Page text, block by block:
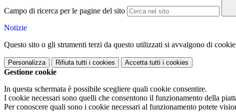
Campo di ricerca per le pagine del sito
Notizie
Questo sito o gli strumenti terzi da questo utilizzati si avvalgono di
Personalizza Rifiuta tutti i cookies Accetta tutti i cookies
Gestione cookie
In questa schermata è possibile scegliere quali cookie consentire.
I cookie necessari sono quelli che consentono il funzionamento della
Per conoscere quali sono i cookie necessari al funzionamento potete